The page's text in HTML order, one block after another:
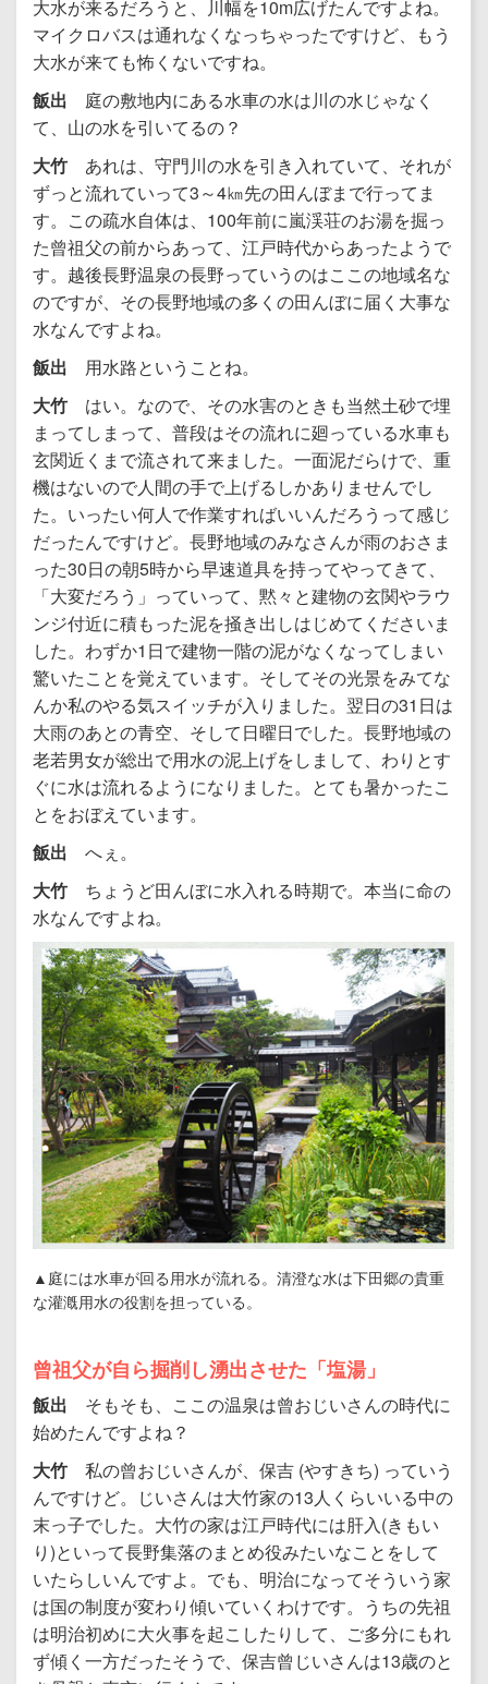
大水が来るだろうと、川幅を10m広げたんですよね。
マイクロバスは通れなくなっちゃったですけど、もう
大水が来ても怖くないですね。
飯出 庭の敷地内にある水車の水は川の水じゃなく
て、山の水を引いてるの？
大竹 あれは、守門川の水を引き入れていて、それが
ずっと流れていって3～4㎞先の田んぼまで行ってま
す。この疏水自体は、100年前に嵐渓荘のお湯を掘っ
た曾祖父の前からあって、江戸時代からあったようで
す。越後長野温泉の長野っていうのはここの地域名な
のですが、その長野地域の多くの田んぼに届く大事な
水なんですよね。
飯出 用水路ということね。
大竹 はい。なので、その水害のときも当然土砂で埋
まってしまって、普段はその流れに廻っている水車も
玄関近くまで流されて来ました。一面泥だらけで、重
機はないので人間の手で上げるしかありませんでし
た。いったい何人で作業すればいいんだろうって感じ
だったんですけど。長野地域のみなさんが雨のおさま
った30日の朝5時から早速道具を持ってやってきて、
「大変だろう」っていって、黙々と建物の玄関やラウ
ンジ付近に積もった泥を掻き出しはじめてくださいま
した。わずか1日で建物一階の泥がなくなってしまい
驚いたことを覚えています。そしてその光景をみてな
んか私のやる気スイッチが入りました。翌日の31日は
大雨のあとの青空、そして日曜日でした。長野地域の
老若男女が総出で用水の泥上げをしまして、わりとす
ぐに水は流れるようになりました。とても暑かったこ
とをおぼえています。
飯出 へぇ。
大竹 ちょうど田んぼに水入れる時期で。本当に命の
水なんですよね。
▲庭には水車が回る用水が流れる。清澄な水は下田郷の貴重
な灌漑用水の役割を担っている。
曾祖父が自ら掘削し湧出させた「塩湯」
飯出 そもそも、ここの温泉は曾おじいさんの時代に
始めたんですよね？
大竹 私の曾おじいさんが、保吉 (やすきち) っていう
んですけど。じいさんは大竹家の13人くらいいる中の
末っ子でした。大竹の家は江戸時代には肝入(きもい
り)といって長野集落のまとめ役みたいなことをして
いたらしいんですよ。でも、明治になってそういう家
は国の制度が変わり傾いていくわけです。うちの先祖
は明治初めに大火事を起こしたりして、ご多分にもれ
ず傾く一方だったそうで、保吉曾じいさんは13歳のと